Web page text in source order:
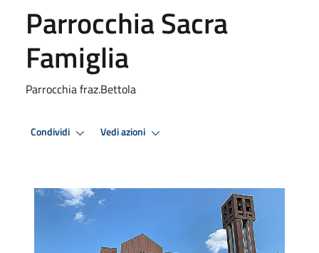
Parrocchia Sacra
Famiglia
Parrocchia fraz.Bettola
Condividi Vedi azioni